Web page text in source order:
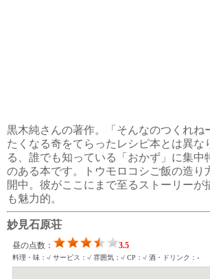
黒木純さんの著作。「そんなのつくれね
たくなる奇をてらったレシピ本とは異な
る、誰でも知っている「おかず」に集中
のある本です。トウモロコシご飯の造り
開中。彼がここにまで至るストーリーが
も魅力的。
妙見石原荘